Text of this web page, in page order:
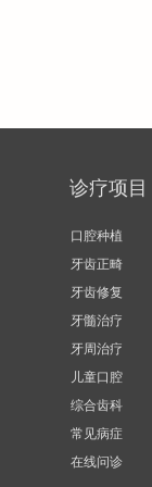
诊疗项目
口腔种植
牙齿正畸
牙齿修复
牙髓治疗
牙周治疗
儿童口腔
综合齿科
常见病症
在线问诊